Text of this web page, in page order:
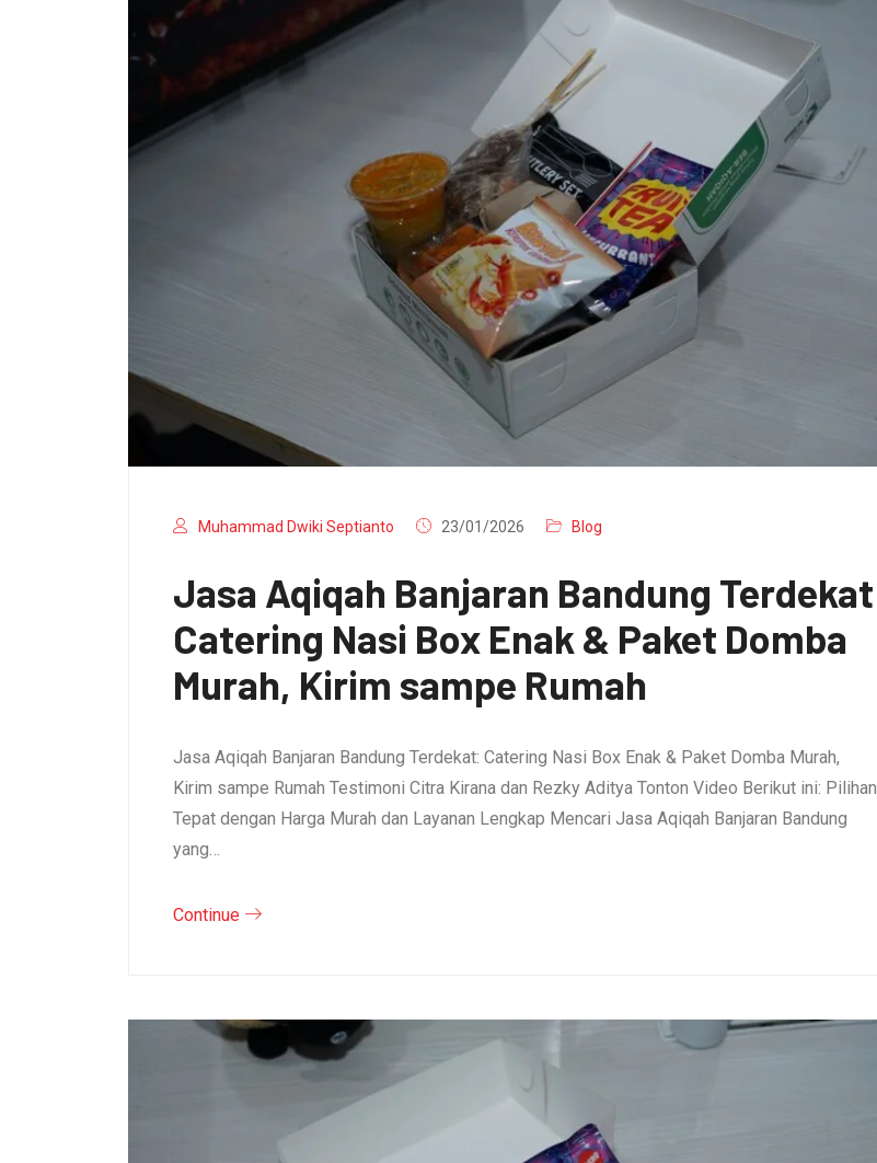
Muhammad Dwiki Septianto 23/01/2026 Blog
Jasa Aqiqah Banjaran Bandung Terdekat
Catering Nasi Box Enak & Paket Domba
Murah, Kirim sampe Rumah
Jasa Aqiqah Banjaran Bandung Terdekat: Catering Nasi Box Enak & Paket Domba Murah,
Kirim sampe Rumah Testimoni Citra Kirana dan Rezky Aditya Tonton Video Berikut ini: Pilihan
Tepat dengan Harga Murah dan Layanan Lengkap Mencari Jasa Aqiqah Banjaran Bandung
yang…
Continue